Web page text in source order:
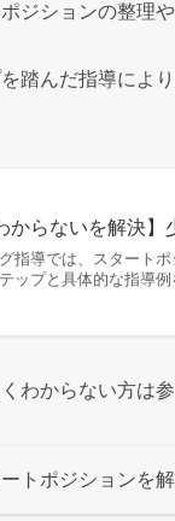
ジションの整理
踏んだ指導によ
からないを解決
指導では、スタート
ップと具体的な指導例
わからない方は参
トポジションを解